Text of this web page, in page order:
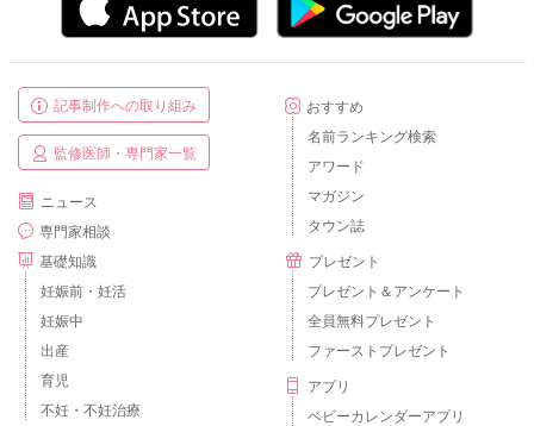
記事制作への取り組み
監修医師・専門家一覧
ニュース
専門家相談
基礎知識
妊娠前・妊活
妊娠中
出産
育児
不妊・不妊治療
おすすめ
名前ランキング検索
アワード
マガジン
タウン誌
プレゼント
プレゼント＆アンケート
全員無料プレゼント
ファーストプレゼント
アプリ
ベビーカレンダーアプリ